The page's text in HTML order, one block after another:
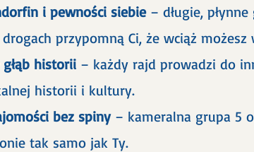
i pewności siebie – długie,
przypomną Ci, że wciąż możesz
historii – każdy rajd prowadzi do
historii i kultury.
bez spiny – kameralna grupa 5
tak samo jak Ty.